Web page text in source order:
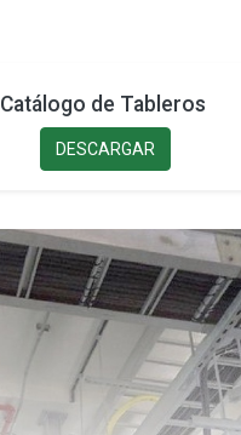
Catálogo de Tableros
DESCARGAR